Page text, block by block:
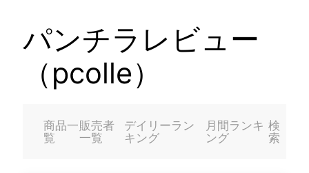
パンチラレビュー
（pcolle）
商品一
覧
販売者
一覧
デイリーラン
キング
月間ランキ
ング
検
索